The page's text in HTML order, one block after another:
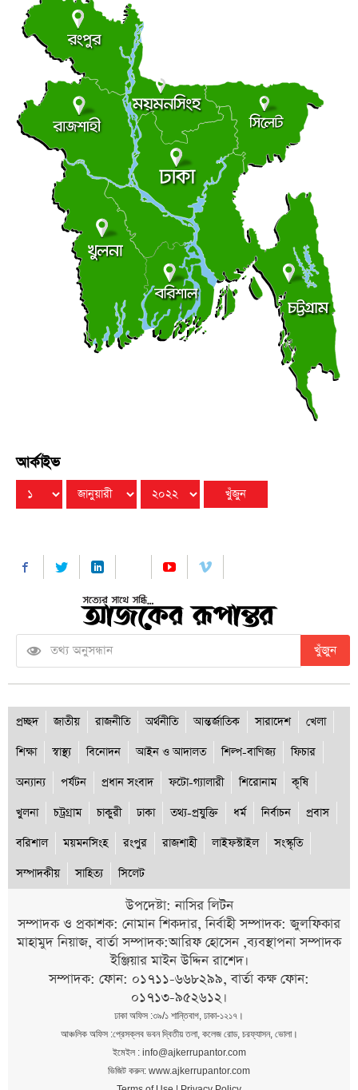
●লংমার্চ ও মহাসমাবেশের ঘোষণা জামায়াত নেতৃত্বাধীন ১১ দলের
বৃহস্পতিবার ● ৬ আগস্ট ২০২৬
● ছাত্র রাজনীতিআধিপত্যের লড়াইয়ে ছাত্রদল-শিবির
বৃহস্পতিবার ● ৬ আগস্ট ২০২৬
সচিবালয়মুখী মিছিল, জামায়াত জোট পুলিশের মৃদু ধাক্কাধাক্কি
বৃহস্পতিবার ● ৬ আগস্ট ২০২৬
লালমোহনে ফেয়ার ডায়াগনস্টিক সেন্টারের উদ্বোধন
বৃহস্পতিবার ● ৬ আগস্ট ২০২৬
আর্কাইভ
খুঁজুন
প্রচ্ছদ জাতীয় রাজনীতি অর্থনীতি আন্তর্জাতিক সারাদেশ
খেলা
শিক্ষা
স্বাস্থ্য বিনোদন আইন ও আদালত শিল্প-বাণিজ্য
ফিচার
অন্যান্য
পর্যটন প্রধান সংবাদ ফটো-গ্যালারী শিরোনাম
কৃষি
খুলনা
চট্রগ্রাম চাকুরী ঢাকা তথ্য-প্রযুক্তি ধর্ম নির্বাচন
প্রবাস
বরিশাল
ময়মনসিংহ রংপুর রাজশাহী লাইফস্টাইল
সংস্কৃতি
সম্পাদকীয়
সাহিত্য সিলেট
উপদেষ্টা: নাসির লিটন
সম্পাদক ও প্রকাশক: নোমান শিকদার, নির্বাহী সম্পাদক: জুলফিকার
মাহামুদ নিয়াজ, বার্তা সম্পাদক:আরিফ হোসেন ,ব্যবস্থাপনা সম্পাদক
ইঞ্জিয়ার মাইন উদ্দিন রাশেদ।
সম্পাদক: ফোন: ০১৭১১-৬৬৮২৯৯, বার্তা কক্ষ ফোন:
০১৭১৩-৯৫২৬১২।
ঢাকা অফিস :৩৯/১ শান্তিবাগ, ঢাকা-১২১৭।
আঞ্চলিক অফিস :প্রেসক্লব ভবন দ্বিতীয় তলা, কলেজ রোড, চরফ্যাসন, ভোলা।
ইমেইল : info@ajkerrupantor.com
ভিজিট করুন: www.ajkerrupantor.com